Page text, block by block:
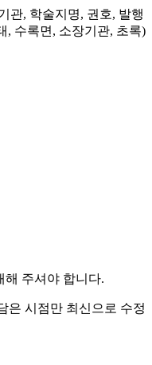
관, 학술지명, 권호, 발행
, 수록면, 소장기관, 초록)
해 주셔야 합니다.
은 시점만 최신으로 수정